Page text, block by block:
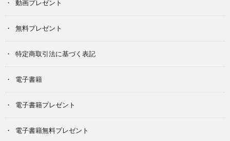
動画プレゼント
無料プレゼント
特定商取引法に基づく表記
電子書籍
電子書籍プレゼント
電子書籍無料プレゼント